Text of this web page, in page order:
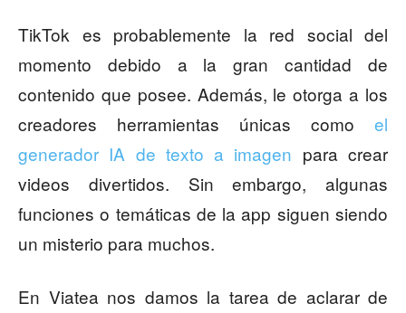
TikTok es probablemente la red social del
momento debido a la gran cantidad de
contenido que posee. Además, le otorga a los
creadores herramientas únicas como el
generador IA de texto a imagen para crear
videos divertidos. Sin embargo, algunas
funciones o temáticas de la app siguen siendo
un misterio para muchos.
En Viatea nos damos la tarea de aclarar de